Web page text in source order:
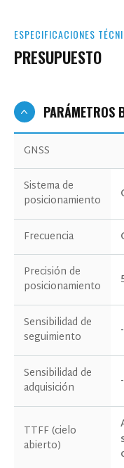
ESPECIFICACIONES
PRESUPUESTO
PARÁMETROS
GNSS
Sistema de
posicionamiento
Frecuencia
Precisión de
posicionamiento
Sensibilidad de
seguimiento
Sensibilidad de
adquisición
TTFF (cielo
abierto)